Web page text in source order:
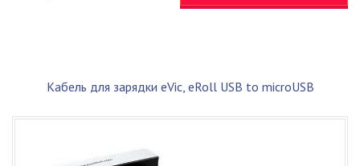
Кабель для зарядки eVic, eRoll USB to microUSB